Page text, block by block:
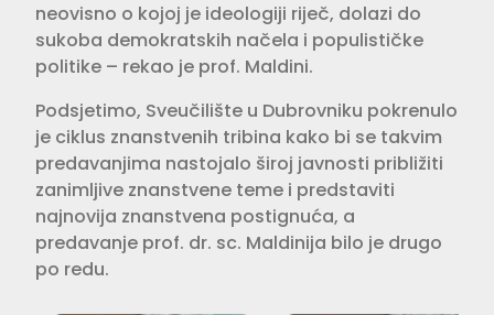
neovisno o kojoj je ideologiji riječ, dolazi do
sukoba demokratskih načela i populističke
politike – rekao je prof. Maldini.
Podsjetimo, Sveučilište u Dubrovniku pokrenulo
je ciklus znanstvenih tribina kako bi se takvim
predavanjima nastojalo široj javnosti približiti
zanimljive znanstvene teme i predstaviti
najnovija znanstvena postignuća, a
predavanje prof. dr. sc. Maldinija bilo je drugo
po redu.